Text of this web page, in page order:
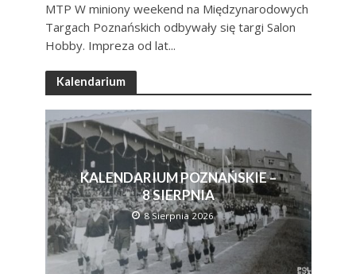
MTP W miniony weekend na Międzynarodowych
Targach Poznańskich odbywały się targi Salon
Hobby. Impreza od lat...
Kalendarium
KALENDARIUM POZNAŃSKIE –
8 SIERPNIA
8 Sierpnia 2026